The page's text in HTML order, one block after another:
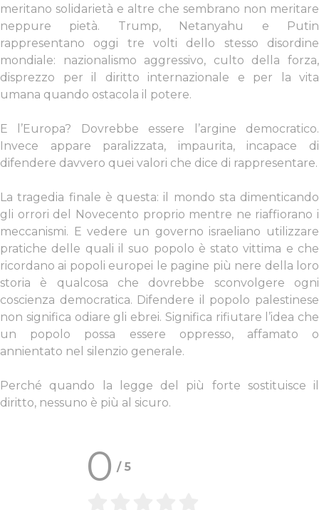
meritano solidarietà e altre che sembrano non meritare
neppure pietà. Trump, Netanyahu e Putin
rappresentano oggi tre volti dello stesso disordine
mondiale: nazionalismo aggressivo, culto della forza,
disprezzo per il diritto internazionale e per la vita
umana quando ostacola il potere.
E l’Europa? Dovrebbe essere l’argine democratico.
Invece appare paralizzata, impaurita, incapace di
difendere davvero quei valori che dice di rappresentare.
La tragedia finale è questa: il mondo sta dimenticando
gli orrori del Novecento proprio mentre ne riaffiorano i
meccanismi. E vedere un governo israeliano utilizzare
pratiche delle quali il suo popolo è stato vittima e che
ricordano ai popoli europei le pagine più nere della loro
storia è qualcosa che dovrebbe sconvolgere ogni
coscienza democratica. Difendere il popolo palestinese
non significa odiare gli ebrei. Significa rifiutare l’idea che
un popolo possa essere oppresso, affamato o
annientato nel silenzio generale.
Perché quando la legge del più forte sostituisce il
diritto, nessuno è più al sicuro.
0 /5